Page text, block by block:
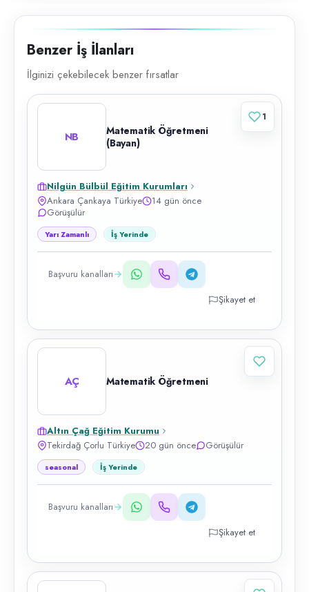
Benzer İş İlanları
İlginizi çekebilecek benzer fırsatlar
NB
Matematik Öğretmeni
(Bayan)
Nilgün Bülbül Eğitim Kurumları
Ankara Çankaya Türkiye
14 gün önce
Görüşülür
Yarı Zamanlı İş Yerinde
Başvuru kanalları
Şikayet et
1
AÇ Matematik Öğretmeni
Altın Çağ Eğitim Kurumu
Tekirdağ Çorlu Türkiye
20 gün önce Görüşülür
seasonal İş Yerinde
Başvuru kanalları
Şikayet et